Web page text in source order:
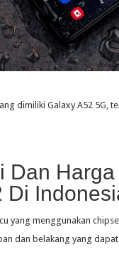
dimiliki Galaxy A52 5G,
Dan
Di
yang menggunakan
dan belakang yang